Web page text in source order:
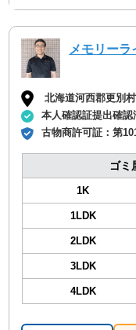
メモリーラ
北海道河西郡更別
本人確認証提出確認
古物商許可証：第
ゴミ
1K
1LDK
2LDK
3LDK
4LDK